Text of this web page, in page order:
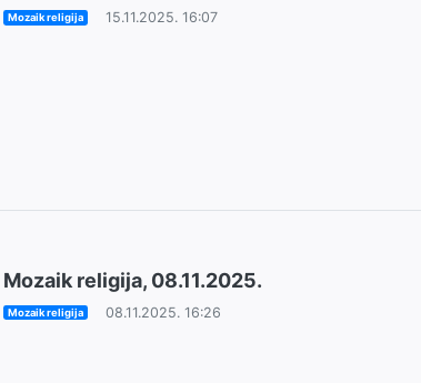
Mozaik religija 15.11.2025. 16:07
Mozaik religija, 08.11.2025.
Mozaik religija 08.11.2025. 16:26